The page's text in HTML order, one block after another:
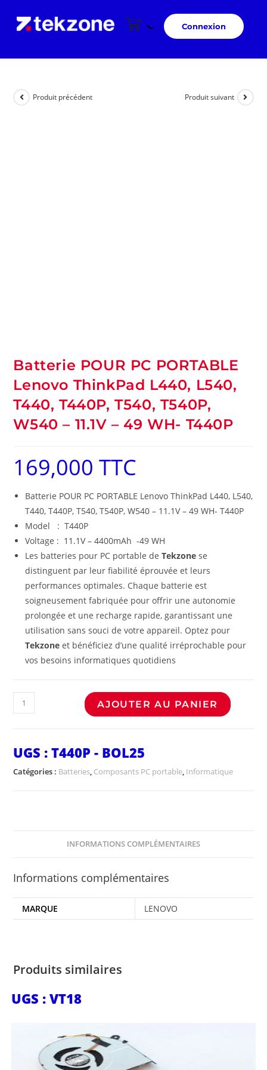
Connexion
Produit précédent Produit suivant
Batterie POUR PC PORTABLE
Lenovo ThinkPad L440, L540,
T440, T440P, T540, T540P,
W540 – 11.1V – 49 WH- T440P
169,000TTC
Batterie POUR PC PORTABLE Lenovo ThinkPad L440, L540,
T440, T440P, T540, T540P, W540 – 11.1V – 49 WH- T440P
Model : T440P
Voltage : 11.1V – 4400mAh -49 WH
Les batteries pour PC portable deTekzone se
distinguent par leur fiabilité éprouvée et leurs
performances optimales. Chaque batterie est
soigneusement fabriquée pour offrir une autonomie
prolongée et une recharge rapide, garantissant une
utilisation sans souci de votre appareil. Optez pour
Tekzone et bénéficiez d’une qualité irréprochable pour
vos besoins informatiques quotidiens
AJOUTER AU PANIER
UGS :T440P - BOL25
Catégories : Batteries, Composants PC portable, Informatique
INFORMATIONS COMPLÉMENTAIRES
Informations complémentaires
MARQUE LENOVO
Produits similaires
UGS : VT18